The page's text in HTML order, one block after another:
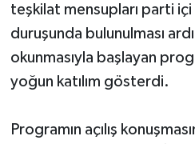
teşkilat mensupları parti içi
duruşunda bulunulması
okunmasıyla başlayan
yoğun katılım gösterdi.
Programın açılış